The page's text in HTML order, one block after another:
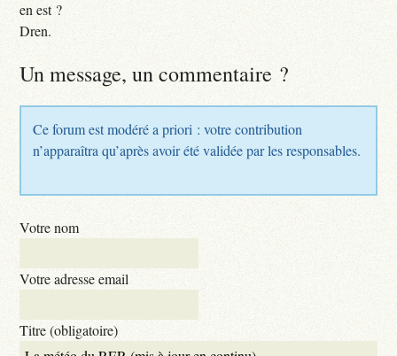
en est ?
Dren.
Un message, un commentaire ?
Ce forum est modéré a priori : votre contribution
n’apparaîtra qu’après avoir été validée par les responsables.
Votre nom
Votre adresse email
Titre (obligatoire)